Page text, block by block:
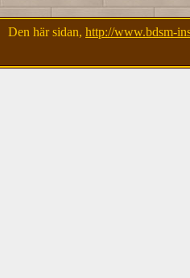
Den här sidan, http://www.bdsm-